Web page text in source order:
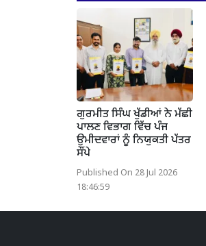
ਗੁਰਮੀਤ ਸਿੰਘ ਖੁੱਡੀਆਂ ਨੇ ਮੱਛੀ
ਪਾਲਣ ਵਿਭਾਗ ਵਿੱਚ ਪੰਜ
ਉਮੀਦਵਾਰਾਂ ਨੂੰ ਨਿਯੁਕਤੀ ਪੱਤਰ
ਸੌਂਪੇ
Published On 28 Jul 2026
18:46:59